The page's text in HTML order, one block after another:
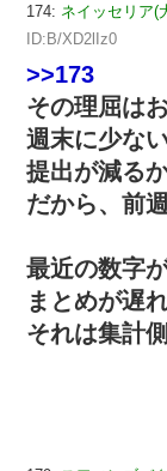
174: ネイッセリア(
ID:B/XD2lIz0
>>173
その理屈は
週末に少な
提出が減る
だから、前
最近の数字
まとめが遅
それは集計